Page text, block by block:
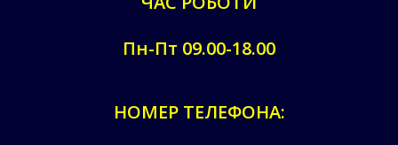
Пн-Пт 09.00-18.00
НОМЕР ТЕЛЕФОНА: